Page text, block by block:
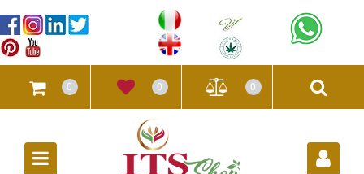
0 0 0